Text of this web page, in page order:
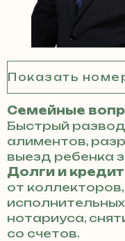
Семейные
Быстрый
алиментов,
выезд ребенка
Долги и
от
нотариуса,
со счетов.